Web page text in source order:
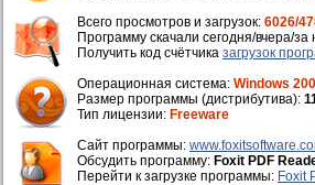
Всего просмотров и загрузок: 6026/
Программу скачали сегодня/вчера/
Получить код счётчика загрузок
Операционная система: Windows
Размер программы (дистрибутива):
Тип лицензии: Freeware
Cайт программы:
Обсудить программу: Foxit PDF
Перейти к загрузке программы: Foxit